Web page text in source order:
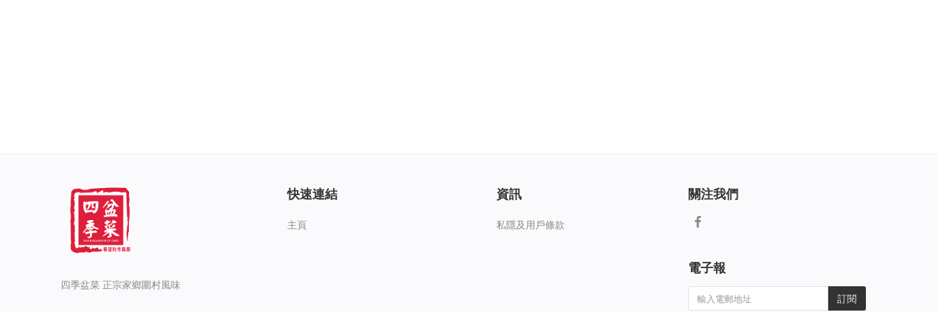
四季盆菜 正宗家鄉圍村風味
快速連結
主頁
資訊
私隱及用戶條款
關注我們
電子報
訂閱